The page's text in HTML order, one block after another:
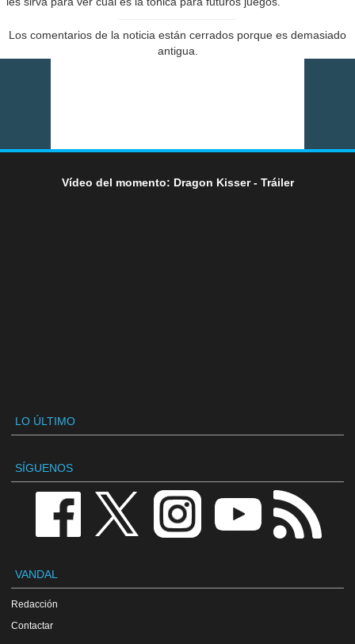
Los comentarios de la noticia están cerrados porque es demasiado
antigua.
Vídeo del momento: Dragon Kisser - Tráiler
LO ÚLTIMO
SÍGUENOS
VANDAL
Redacción
Contactar